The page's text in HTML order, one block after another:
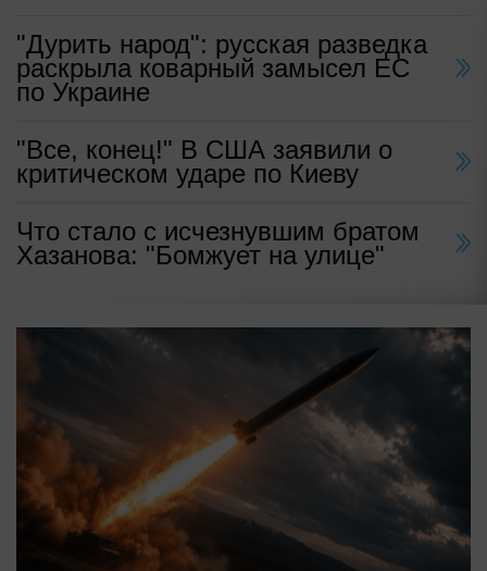
"Дурить народ": русская разведка
раскрыла коварный замысел ЕС
по Украине
"Все, конец!" В США заявили о
критическом ударе по Киеву
Что стало с исчезнувшим братом
Хазанова: "Бомжует на улице"